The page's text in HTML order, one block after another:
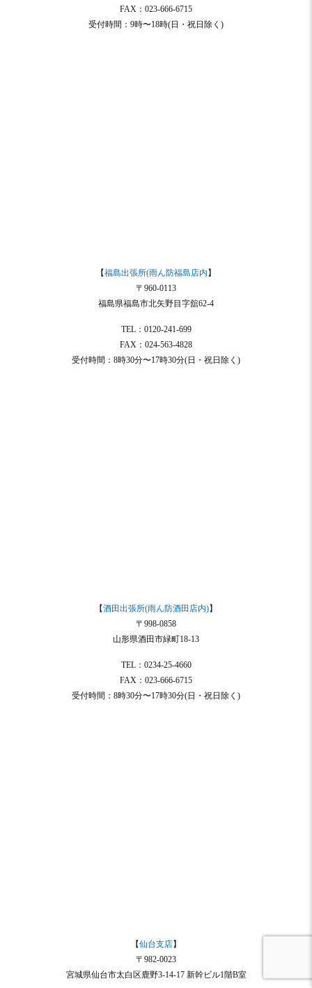
FAX：023-666-6715
受付時間：9時〜18時(日・祝日除く)
【福島出張所(雨ん防福島店内 】
〒960-0113
福島県福島市北矢野目字舘62-4
TEL：0120-241-699
FAX：024-563-4828
受付時間：8時30分〜17時30分(日・祝日除く)
【酒田出張所(雨ん防酒田店内)】
〒998-0858
山形県酒田市緑町18-13
TEL：0234-25-4660
FAX：023-666-6715
受付時間：8時30分〜17時30分(日・祝日除く)
【仙台支店】
〒982-0023
宮城県仙台市太白区鹿野3-14-17 新幹ビル1階B室